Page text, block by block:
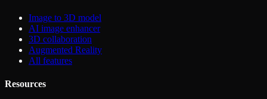
Image to 3D model
AI image enhancer
3D collaboration
Augmented Reality
All features
Resources